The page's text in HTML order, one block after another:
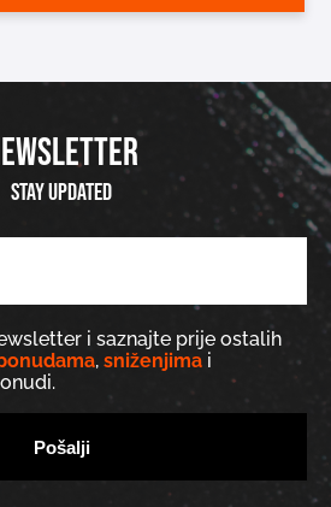
Stay updated
i saznajte prije ostalih
, sniženjima i